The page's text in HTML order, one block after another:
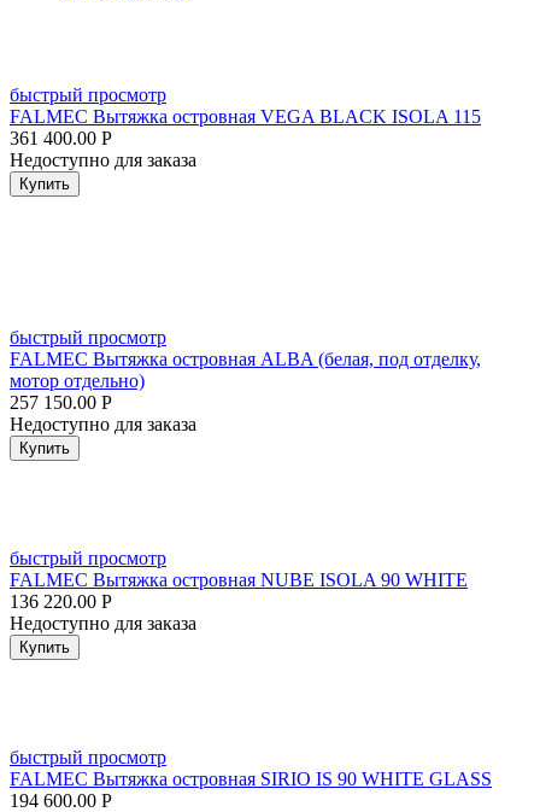
быстрый просмотр
FALMEC Вытяжка островная VEGA BLACK ISOLA 115
361 400.00 Р
Недоступно для заказа
Купить
быстрый просмотр
FALMEC Вытяжка островная ALBA (белая, под отделку,
мотор отдельно)
257 150.00 Р
Недоступно для заказа
Купить
быстрый просмотр
FALMEC Вытяжка островная NUBE ISOLA 90 WHITE
136 220.00 Р
Недоступно для заказа
Купить
быстрый просмотр
FALMEC Вытяжка островная SIRIO IS 90 WHITE GLASS
194 600.00 Р